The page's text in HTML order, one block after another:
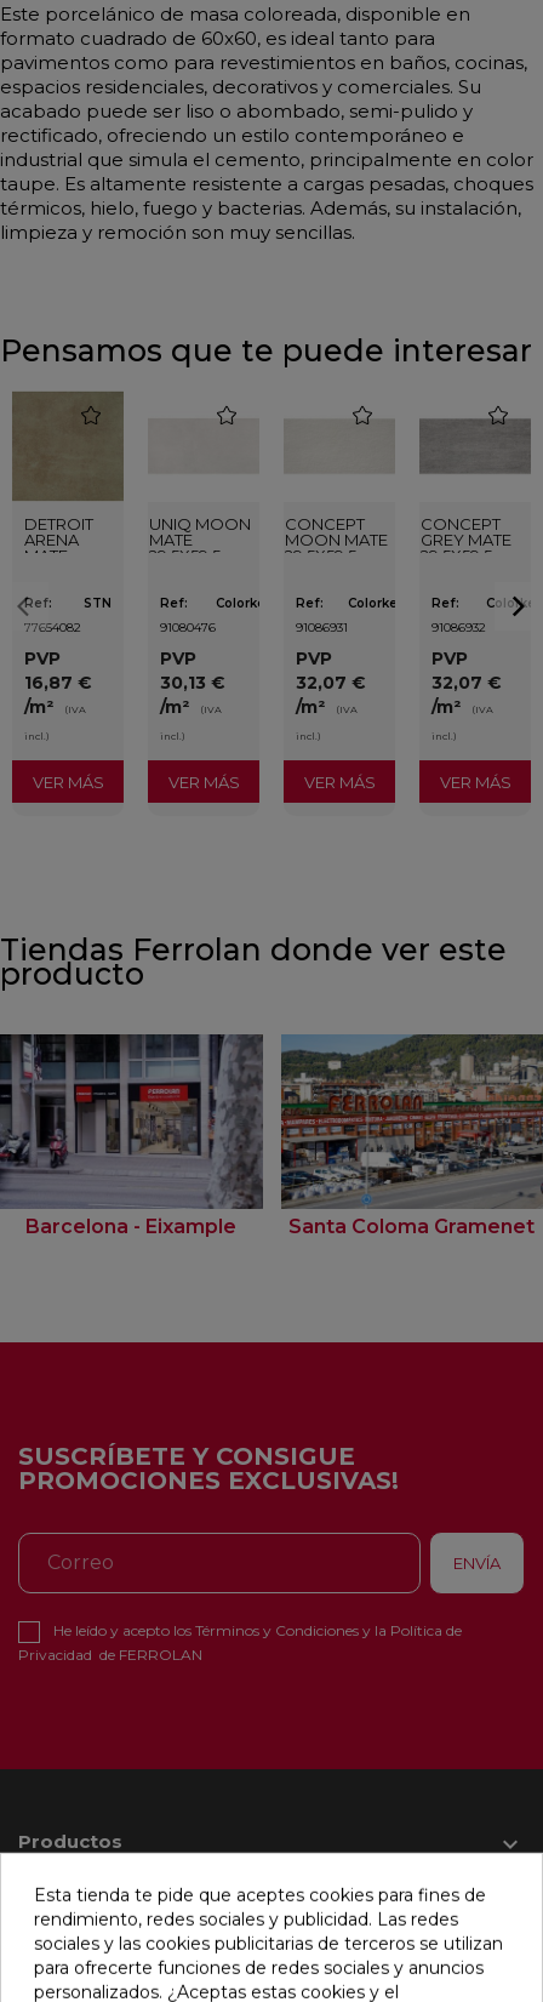
Este porcelánico de masa coloreada, disponible en
formato cuadrado de 60x60, es ideal tanto para
pavimentos como para revestimientos en baños, cocinas,
espacios residenciales, decorativos y comerciales. Su
acabado puede ser liso o abombado, semi-pulido y
rectificado, ofreciendo un estilo contemporáneo e
industrial que simula el cemento, principalmente en color
taupe. Es altamente resistente a cargas pesadas, choques
térmicos, hielo, fuego y bacterias. Además, su instalación,
limpieza y remoción son muy sencillas.
Pensamos que te puede interesar
DETROIT
ARENA
MATE
Ref:
77654082
STN
PVP
16,87 €
/m²
(IVA
incl.)
VER MÁS
UNIQ MOON
MATE
29,5X59,5
Ref:
91080476
Colorker
PVP
30,13 €
/m²
(IVA
incl.)
VER MÁS
CONCEPT
MOON MATE
29,5X59,5
Ref:
91086931
Colorker
PVP
32,07 €
/m²
(IVA
incl.)
VER MÁS
CONCEPT
GREY MATE
29,5X59,5
Ref:
91086932
Colorker
PVP
32,07 €
/m²
(IVA
incl.)
favorite
VER MÁS
Tiendas Ferrolan donde ver este
producto
Barcelona - Eixample Santa Coloma Gramenet
SUSCRÍBETE Y CONSIGUE
PROMOCIONES EXCLUSIVAS!
He leído y acepto los Términos y Condiciones y la Política de
Privacidad de FERROLAN
Productos 
Información
Esta tienda te pide que aceptes cookies para fines de
rendimiento, redes sociales y publicidad. Las redes
sociales y las cookies publicitarias de terceros se utilizan
para ofrecerte funciones de redes sociales y anuncios
personalizados. ¿Aceptas estas cookies y el